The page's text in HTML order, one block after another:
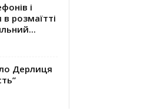
і
розмаїтті
Дерлиця